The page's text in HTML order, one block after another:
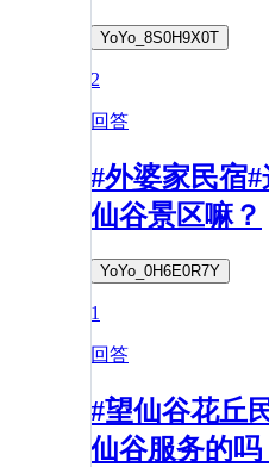
YoYo_8S0H9X0T
2
回答
#外婆家民宿
仙谷景区嘛？
YoYo_0H6E0R7Y
1
回答
#望仙谷花丘
仙谷服务的吗